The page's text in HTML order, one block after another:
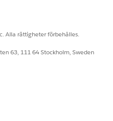
Alla rättigheter förbehålles.
63, 111 64 Stockholm, Sweden